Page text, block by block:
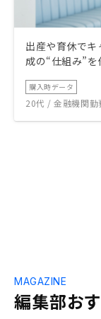
出産や育休で
成の“仕組み”を
購入時データ
20代 / 金融機関勤
編集部お
MAGAZINE